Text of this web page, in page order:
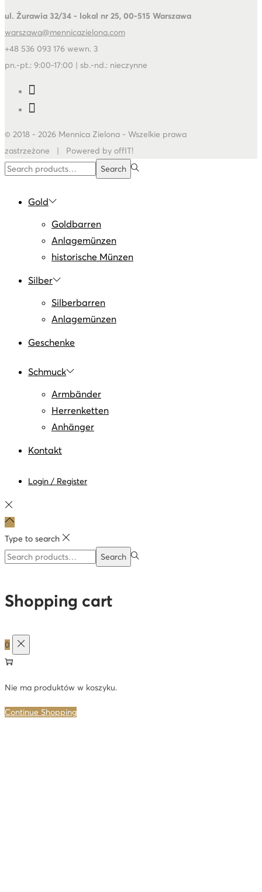
ul. Żurawia 32/34 - lokal nr 25, 00-515 Warszawa
warszawa@mennicazielona.com
+48 536 093 176 wewn. 3
pn.-pt.: 9:00-17:00 | sb.-nd.: nieczynne
© 2018 - 2026 Mennica Zielona - Wszelkie prawa
zastrzeżone | Powered by offIT!
Search
Search
Gold
Goldbarren
Anlagemünzen
historische Münzen
Silber
Silberbarren
Anlagemünzen
Geschenke
Schmuck
Armbänder
Herrenketten
Anhänger
Kontakt
Login / Register
Type to search
Search
Search
Shopping cart
0
Nie ma produktów w koszyku.
Continue Shopping